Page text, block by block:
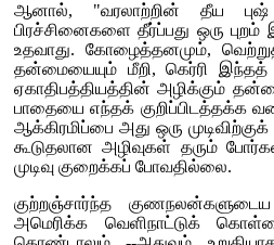
ஆனால், "வரலாற்றின் தீய புஷ்
பிரச்சினைகளை தீர்ப்பது ஒரு
உதவாது. கோழைத்தனமும்,
தன்மையையும் மீறி, கெர்ரி இந்தத்
ஏகாதிபத்தியத்தின் அழிக்கும்
பாதையை எந்தக் குறிப்பிடத்தக்க
ஆக்கிரமிப்பை அது ஒரு
கூடுதலான அழிவுகள் தரும்
முடிவு குறைக்கப் போவதில்லை.
குற்றஞ்சார்ந்த குணநலன்களுடைய
அமெரிக்க வெளிநாட்டுக்